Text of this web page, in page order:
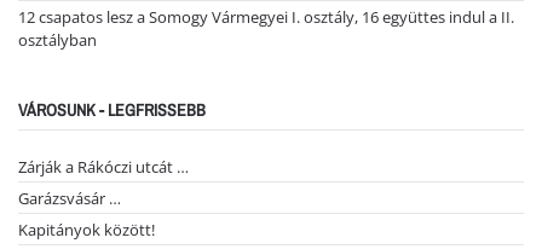
12 csapatos lesz a Somogy Vármegyei I. osztály, 16 együttes indul a II.
osztályban
VÁROSUNK - LEGFRISSEBB
Zárják a Rákóczi utcát …
Garázsvásár …
Kapitányok között!